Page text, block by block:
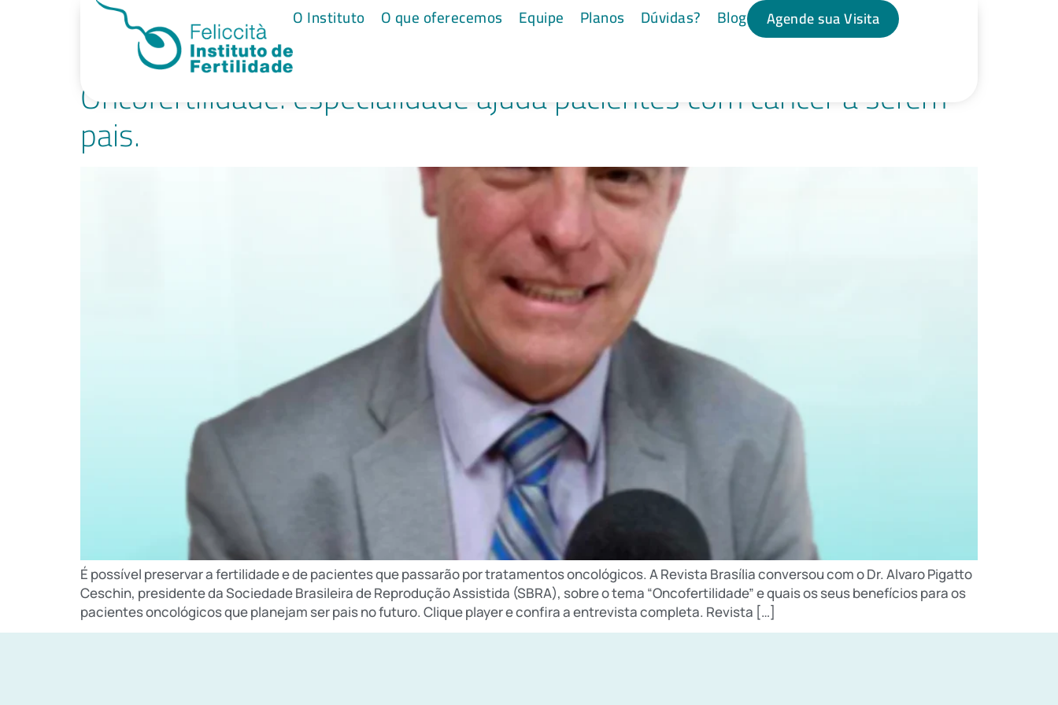
O Instituto O que oferecemos Equipe Planos Dúvidas? Blog Agende sua Visita
Tag:tratamentos oncológicos
Oncofertilidade: especialidade ajuda pacientes com câncer a serem
pais.
É possível preservar a fertilidade e de pacientes que passarão por tratamentos oncológicos. A Revista Brasília conversou com o Dr. Alvaro Pigatto
Ceschin, presidente da Sociedade Brasileira de Reprodução Assistida (SBRA), sobre o tema “Oncofertilidade” e quais os seus benefícios para os
pacientes oncológicos que planejam ser pais no futuro. Clique player e confira a entrevista completa. Revista […]